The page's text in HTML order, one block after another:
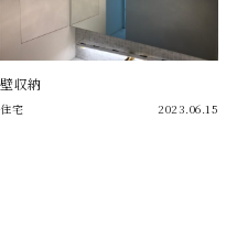
壁収納
住宅 2023.06.15